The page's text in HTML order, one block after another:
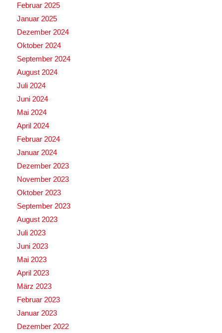
Februar 2025
Januar 2025
Dezember 2024
Oktober 2024
September 2024
August 2024
Juli 2024
Juni 2024
Mai 2024
April 2024
Februar 2024
Januar 2024
Dezember 2023
November 2023
Oktober 2023
September 2023
August 2023
Juli 2023
Juni 2023
Mai 2023
April 2023
März 2023
Februar 2023
Januar 2023
Dezember 2022